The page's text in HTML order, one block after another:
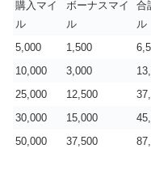
購入マイ
ル
ボーナスマイ
ル
合
ル
5,000
1,500
10,000
3,000
25,000
12,500
30,000
15,000
50,000
37,500